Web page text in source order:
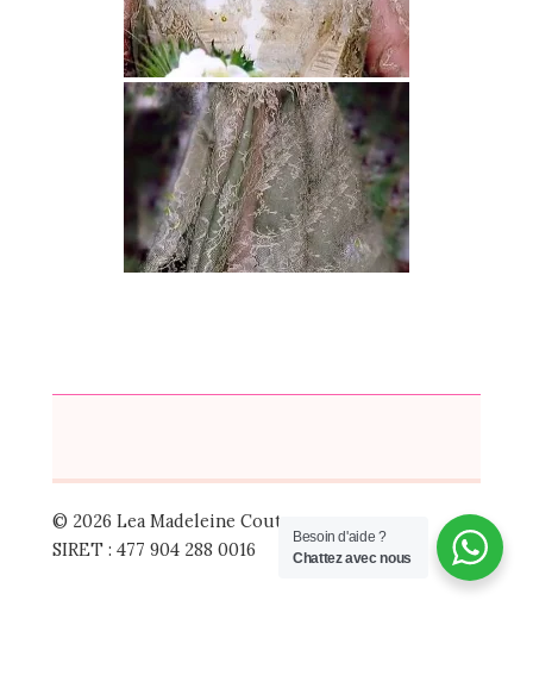
© 2026 Lea Madeleine Couture
SIRET : 477 904 288 0016
Besoin d'aide ?
Chattez avec nous